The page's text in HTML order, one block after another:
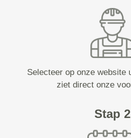
Selecteer op onze website
ziet direct onze
Stap 2